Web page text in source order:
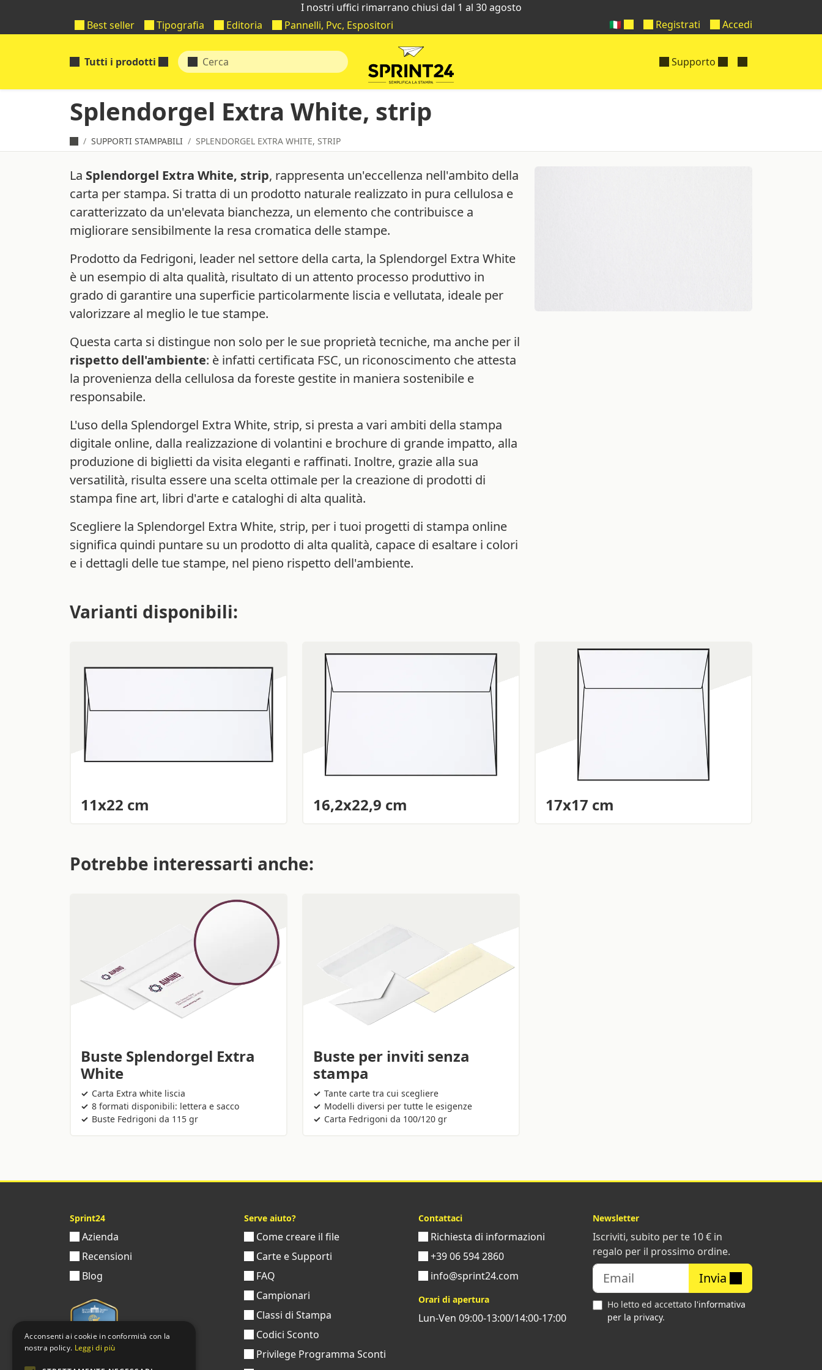
I nostri uffici rimarrano chiusi dal 1 al 30 agosto
Best seller
Tipografia Editoria Pannelli, Pvc, Espositori Registrati Accedi
🇮🇹
Tutti i prodotti Supporto
Splendorgel Extra White, strip
SUPPORTI STAMPABILI SPLENDORGEL EXTRA WHITE, STRIP
La Splendorgel Extra White, strip, rappresenta un'eccellenza nell'ambito della
carta per stampa. Si tratta di un prodotto naturale realizzato in pura cellulosa e
caratterizzato da un'elevata bianchezza, un elemento che contribuisce a
migliorare sensibilmente la resa cromatica delle stampe.
Prodotto da Fedrigoni, leader nel settore della carta, la Splendorgel Extra White
è un esempio di alta qualità, risultato di un attento processo produttivo in
grado di garantire una superficie particolarmente liscia e vellutata, ideale per
valorizzare al meglio le tue stampe.
Questa carta si distingue non solo per le sue proprietà tecniche, ma anche per il
rispetto dell'ambiente: è infatti certificata FSC, un riconoscimento che attesta
la provenienza della cellulosa da foreste gestite in maniera sostenibile e
responsabile.
L'uso della Splendorgel Extra White, strip, si presta a vari ambiti della stampa
digitale online, dalla realizzazione di volantini e brochure di grande impatto, alla
produzione di biglietti da visita eleganti e raffinati. Inoltre, grazie alla sua
versatilità, risulta essere una scelta ottimale per la creazione di prodotti di
stampa fine art, libri d'arte e cataloghi di alta qualità.
Scegliere la Splendorgel Extra White, strip, per i tuoi progetti di stampa online
significa quindi puntare su un prodotto di alta qualità, capace di esaltare i colori
e i dettagli delle tue stampe, nel pieno rispetto dell'ambiente.
Varianti disponibili:
11x22 cm 16,2x22,9 cm 17x17 cm
Potrebbe interessarti anche:
Buste Splendorgel Extra
White
Carta Extra white liscia
8 formati disponibili: lettera e sacco
Buste Fedrigoni da 115 gr
Buste per inviti senza
stampa
Tante carte tra cui scegliere
Modelli diversi per tutte le esigenze
Carta Fedrigoni da 100/120 gr
Sprint24
Azienda
Recensioni
Blog
Serve aiuto?
Come creare il file
Carte e Supporti
FAQ
Campionari
Classi di Stampa
Codici Sconto
Privilege Programma Sconti
Contattaci
Richiesta di informazioni
+39 06 594 2860
info@sprint24.com
Orari di apertura
Lun-Ven 09:00-13:00/14:00-17:00
Newsletter
Iscriviti, subito per te 10 € in
regalo per il prossimo ordine.
Invia
Ho letto ed accettato l'informativa
per la privacy.
Acconsenti ai cookie in conformità con la
nostra policy. Leggi di più